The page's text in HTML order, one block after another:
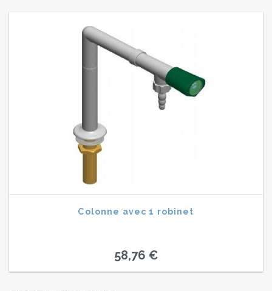
Colonne avec 1 robinet
58,76 €